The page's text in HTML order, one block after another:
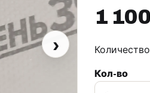
›
1
Кол-во